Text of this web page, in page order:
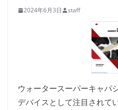
2024年6月3日 staff
ウォータースーパーキャパ
デバイスとして注目されて